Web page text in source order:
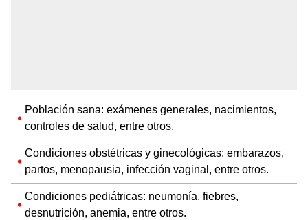
Población sana: exámenes generales, nacimientos,
controles de salud, entre otros.
Condiciones obstétricas y ginecológicas: embarazos,
partos, menopausia, infección vaginal, entre otros.
Condiciones pediátricas: neumonía, fiebres,
desnutrición, anemia, entre otros.